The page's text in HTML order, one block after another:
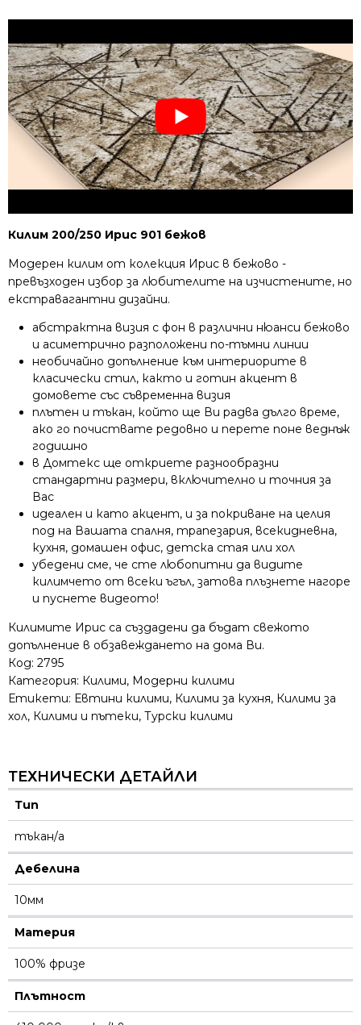
Килим 200/250 Ирис 901 бежов
Модерен килим от колекция Ирис в бежово -
превъзходен избор за любителите на изчистените, но
екстравагантни дизайни.
абстрактна визия с фон в различни нюанси бежово
и асиметрично разположени по-тъмни линии
необичайно допълнение към интериорите в
класически стил, както и готин акцент в
домовете със съвременна визия
плътен и тъкан, който ще Ви радва дълго време,
ако го почиствате редовно и перете поне веднъж
годишно
в Домтекс ще откриете разнообразни
стандартни размери, включително и точния за
Вас
идеален и като акцент, и за покриване на целия
под на Вашата спалня, трапезария, всекидневна,
кухня, домашен офис, детска стая или хол
убедени сме, че сте любопитни да видите
килимчето от всеки ъгъл, затова плъзнете нагоре
и пуснете видеото!
Килимите Ирис са създадени да бъдат свежото
допълнение в обзавеждането на дома Ви.
Код: 2795
Категория: Килими, Модерни килими
Етикети: Евтини килими, Килими за кухня, Килими за
хол, Килими и пътеки, Турски килими
ТЕХНИЧЕСКИ ДЕТАЙЛИ
Тип
тъкан/а
Дебелина
10мм
Материя
100% фризе
Плътност